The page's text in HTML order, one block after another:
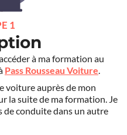
1
à ma formation au
Pass Rousseau Voiture.
voiture auprès de mon
la suite de ma formation. Je
de conduite dans un autre